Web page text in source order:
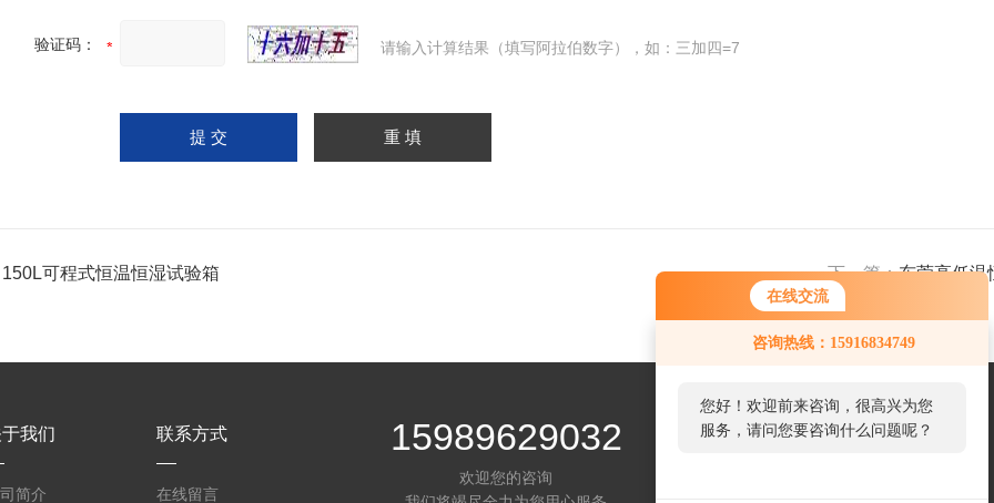
在线交流
咨询热线：15916834749
您好！欢迎前来咨询，很高兴为您
服务，请问您要咨询什么问题呢？
验证码： 请输入计算结果（填写阿拉伯数字），如：三加四=7
150L可程式恒温恒湿试验箱 下一篇：东莞高低温
我们
简介
联系方式
在线留言
15989629032
欢迎您的咨询